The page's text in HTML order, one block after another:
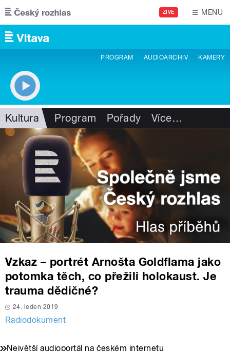
Přejít k hlavnímu obsahu
ŽIVĚ MENU
PROGRAM AUDIOARCHIV KAMERY
Kultura Program Pořady Více…
Vzkaz – portrét Arnošta Goldflama jako
potomka těch, co přežili holokaust. Je
trauma dědičné?
24. leden 2019
Radiodokument
Největší audioportál na českém internetu